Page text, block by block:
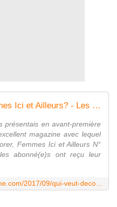
Qui veut découvrir Femmes Ici et Ailleurs? - Les lectures de Martine (et plus)
présentais en avant-première
magazine avec lequel
Femmes Ici et Ailleurs N°
abonné(e)s ont reçu leur